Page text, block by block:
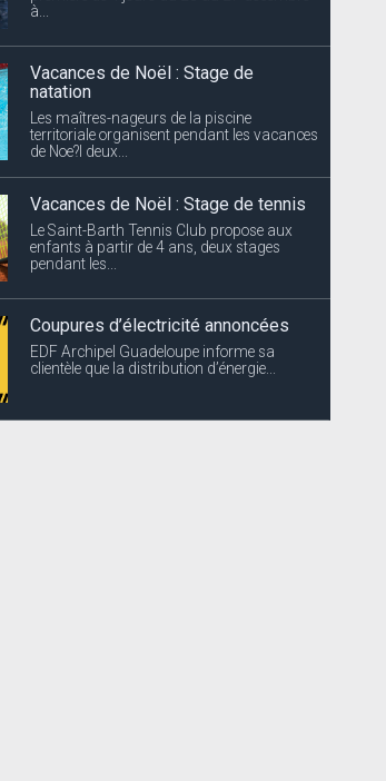
à...
Vacances de Noël : Stage de
natation
Les maîtres-nageurs de la piscine
territoriale organisent pendant les vacances
de Noe?l deux...
Vacances de Noël : Stage de tennis
Le Saint-Barth Tennis Club propose aux
enfants à partir de 4 ans, deux stages
pendant les...
Coupures d’électricité annoncées
EDF Archipel Guadeloupe informe sa
clientèle que la distribution d’énergie...